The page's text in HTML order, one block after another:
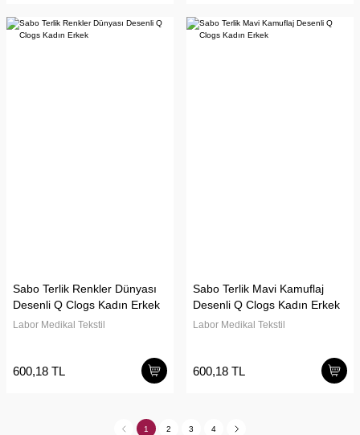
Sabo Terlik Renkler Dünyası
Desenli Q Clogs Kadın Erkek
Labor Medikal Tekstil
600,18 TL
Sabo Terlik Mavi Kamuflaj
Desenli Q Clogs Kadın Erkek
Labor Medikal Tekstil
600,18 TL
1 2 3 4